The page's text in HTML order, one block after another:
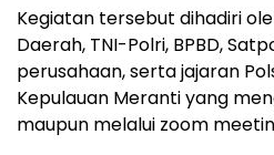
Kegiatan tersebut dihadiri
Daerah, TNI-Polri, BPBD,
perusahaan, serta jajaran
Kepulauan Meranti yang
maupun melalui zoom